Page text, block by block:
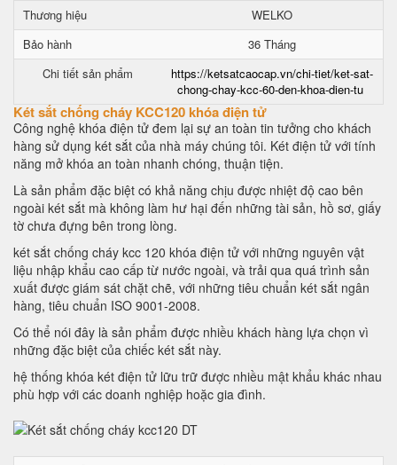
Thương hiệu
WELKO
Bảo hành
36 Tháng
Chi tiết sản phẩm
https://ketsatcaocap.vn/chi-tiet/ket-sat-
chong-chay-kcc-60-den-khoa-dien-tu
Két sắt chống cháy KCC120 khóa điện tử
Công nghệ khóa điện tử đem lại sự an toàn tin tưởng cho khách
hàng sử dụng két sắt của nhà máy chúng tôi. Két điện tử với tính
năng mở khóa an toàn nhanh chóng, thuận tiện.
Là sản phẩm đặc biệt có khả năng chịu được nhiệt độ cao bên
ngoài két sắt mà không làm hư hại đến những tài sản, hồ sơ, giấy
tờ chưa đựng bên trong lòng.
két sắt chống cháy kcc 120 khóa điện tử với những nguyên vật
liệu nhập khẩu cao cấp từ nước ngoài, và trải qua quá trình sản
xuất được giám sát chặt chẽ, với những tiêu chuẩn két sắt ngân
hàng, tiêu chuẩn ISO 9001-2008.
Có thể nói đây là sản phẩm được nhiều khách hàng lựa chọn vì
những đặc biệt của chiếc két sắt này.
hệ thống khóa két điện tử lữu trữ được nhiều mật khẩu khác nhau
phù hợp với các doanh nghiệp hoặc gia đình.